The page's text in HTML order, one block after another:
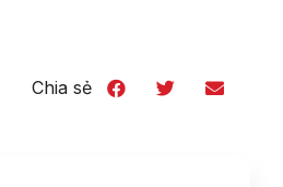
Chia sẻ